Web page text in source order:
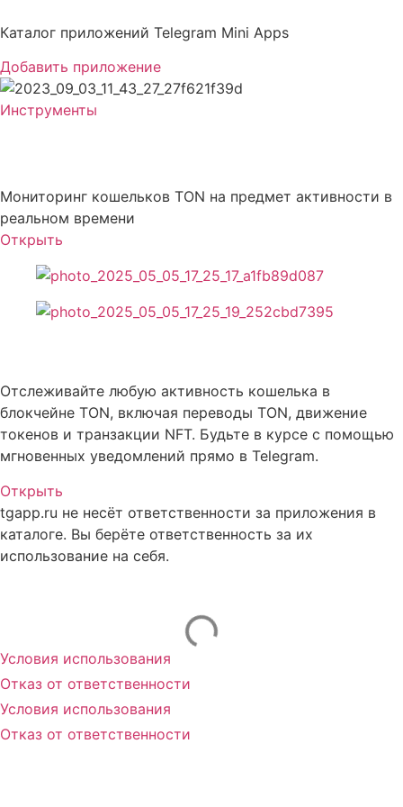
к
Каталог приложений Telegram Mini Apps
Добавить приложение
Инструменты
Мониторинг кошельков TON на предмет активности в
реальном времени
Открыть
Отслеживайте любую активность кошелька в
блокчейне TON, включая переводы TON, движение
токенов и транзакции NFT. Будьте в курсе с помощью
мгновенных уведомлений прямо в Telegram.
Открыть
tgapp.ru не несёт ответственности за приложения в
каталоге. Вы берёте ответственность за их
использование на себя.
Условия использования
Отказ от ответственности
Условия использования
Отказ от ответственности